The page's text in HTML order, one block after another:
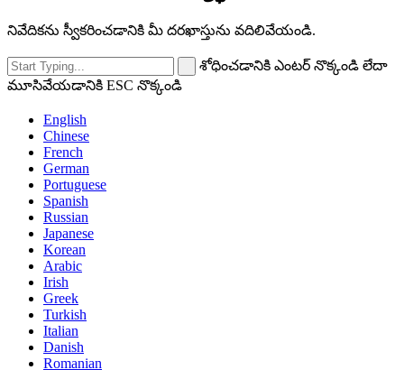
నివేదికను స్వీకరించడానికి మీ దరఖాస్తును వదిలివేయండి.
శోధించడానికి ఎంటర్ నొక్కండి లేదా
మూసివేయడానికి ESC నొక్కండి
English
Chinese
French
German
Portuguese
Spanish
Russian
Japanese
Korean
Arabic
Irish
Greek
Turkish
Italian
Danish
Romanian